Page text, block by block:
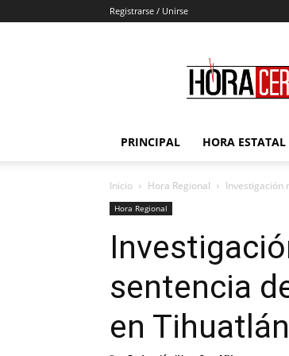
Registrarse / Unirse
Cero
PRINCIPAL HORA ESTATAL
Inicio Hora Regional Investigación
Hora Regional
sentencia
en Tihuatlán